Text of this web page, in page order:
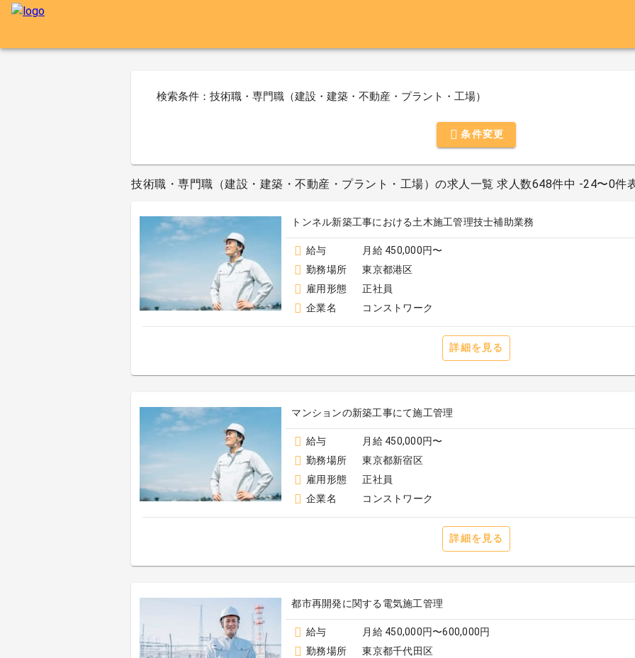
検索条件：技術職・専門職（建設・建築・不動産・プラント・工場）
条件変更
技術職・専門職（建設・建築・不動産・プラント・工場）の求人一覧 求人数648件中 -24〜0件
トンネル新築工事における土木施工管理技士補助業務
給与
月給 450,000円〜
勤務場所
東京都港区
雇用形態
正社員
企業名
コンストワーク
詳細を見る
マンションの新築工事にて施工管理
給与
月給 450,000円〜
勤務場所
東京都新宿区
雇用形態
正社員
企業名
コンストワーク
詳細を見る
都市再開発に関する電気施工管理
給与
月給 450,000円〜600,000円
勤務場所
東京都千代田区